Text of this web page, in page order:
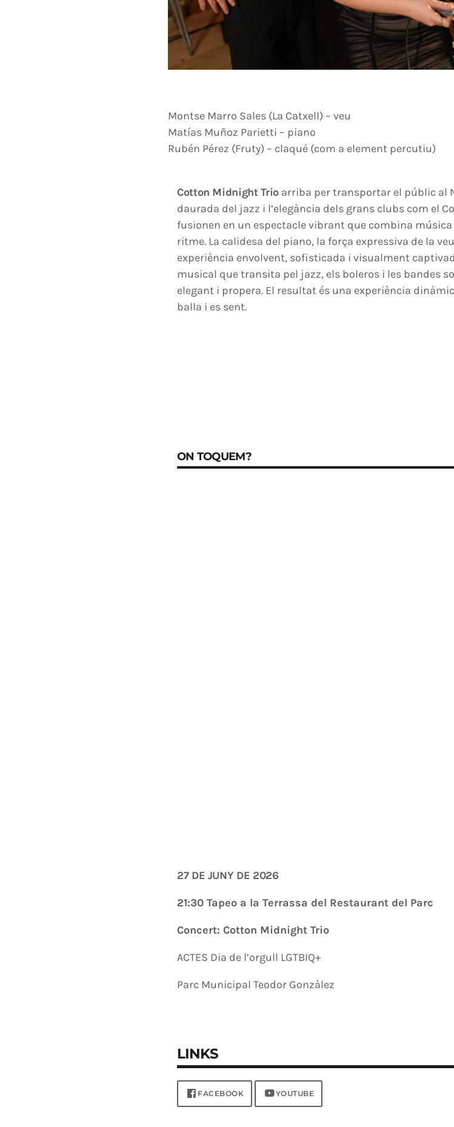
Montse Marro Sales (La Catxell) – veu
Matías Muñoz Parietti – piano
Rubén Pérez (Fruty) – claqué (com a element percutiu)
Cotton Midnight Trioarriba per transportar el públic al
daurada del jazz i l’elegància dels grans clubs com el
fusionen en un espectacle vibrant que combina
ritme. La calidesa del piano, la força expressiva de la
experiència envolvent, sofisticada i visualment
musical que transita pel jazz, els boleros i les bandes
elegant i propera. El resultat és una experiència
balla i es sent.
ON TOQUEM?
27 DE JUNY DE 2026
21:30 Tapeo a la Terrassa del Restaurant del Parc
Concert: Cotton Midnight Trio
ACTES Dia de l’orgull LGTBIQ+
Parc Municipal Teodor Gonzàlez
LINKS
FACEBOOK YOUTUBE